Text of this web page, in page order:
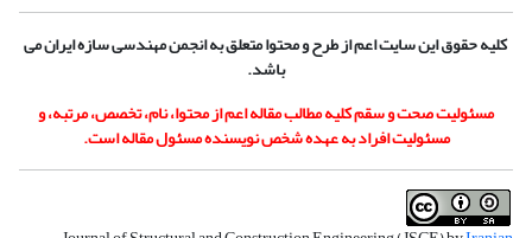
کلیه حقوق این سایت اعم از طرح و محتوا متعلق به انجمن مهندسی سازه ایران می
باشد.
مسئولیت صحت و سقم کلیه مطالب مقاله اعم از محتوا، نام، تخصص، مرتبه، و
مسئولیت افراد به عهده شخص نویسنده مسئول مقاله است.